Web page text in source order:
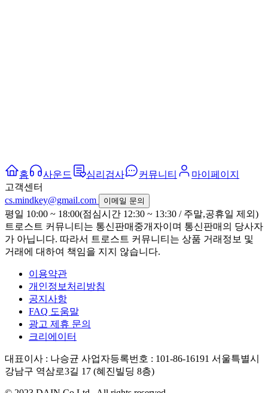
홈 사운드 심리검사 커뮤니티
마이페이지
고객센터
cs.mindkey@gmail.com
이메일 문의
평일 10:00 ~ 18:00(점심시간 12:30 ~ 13:30 / 주말,공휴일 제외)
트로스트 커뮤니티는 통신판매중개자이며 통신판매의 당사자
가 아닙니다. 따라서 트로스트 커뮤니티는 상품 거래정보 및
거래에 대하여 책임을 지지 않습니다.
이용약관
개인정보처리방침
공지사항
FAQ 도움말
광고 제휴 문의
크리에이터
대표이사 : 나승균 사업자등록번호 : 101-86-16191 서울특별시
강남구 역삼로3길 17 (혜진빌딩 8층)